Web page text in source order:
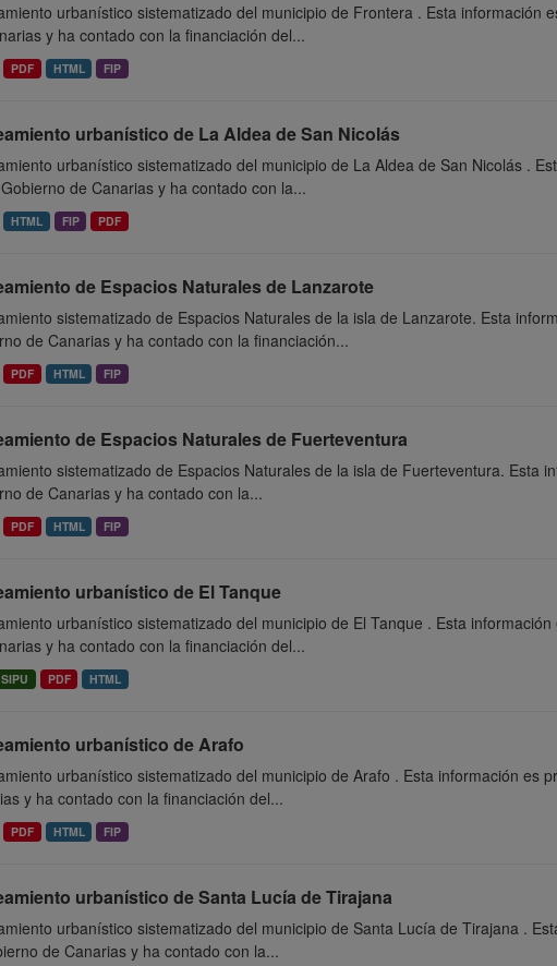
urbanístico sistematizado del municipio de Frontera . Esta información
y ha contado con la financiación del...
PDF HTML FIP
urbanístico de La Aldea de San Nicolás
urbanístico sistematizado del municipio de La Aldea de San Nicolás .
de Canarias y ha contado con la...
HTML FIP PDF
de Espacios Naturales de Lanzarote
sistematizado de Espacios Naturales de la isla de Lanzarote. Esta
de Canarias y ha contado con la financiación...
PDF HTML FIP
de Espacios Naturales de Fuerteventura
sistematizado de Espacios Naturales de la isla de Fuerteventura. Esta
de Canarias y ha contado con la...
PDF HTML FIP
urbanístico de El Tanque
urbanístico sistematizado del municipio de El Tanque . Esta
y ha contado con la financiación del...
SIPU PDF HTML
urbanístico de Arafo
urbanístico sistematizado del municipio de Arafo . Esta información es
y ha contado con la financiación del...
PDF HTML FIP
urbanístico de Santa Lucía de Tirajana
urbanístico sistematizado del municipio de Santa Lucía de Tirajana .
de Canarias y ha contado con la...